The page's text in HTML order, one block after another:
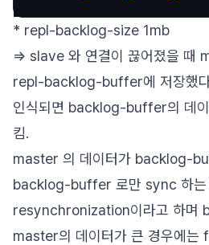
* repl-backlog-size 1mb
=> slave 와 연결이 끊어졌을 때
repl-backlog-buffer에 저장했
인식되면 backlog-buffer의 데
킴.
master 의 데이터가 backlog-
backlog-buffer 로만 sync 하는
resynchronization이라고 하며
master의 데이터가 큰 경우에